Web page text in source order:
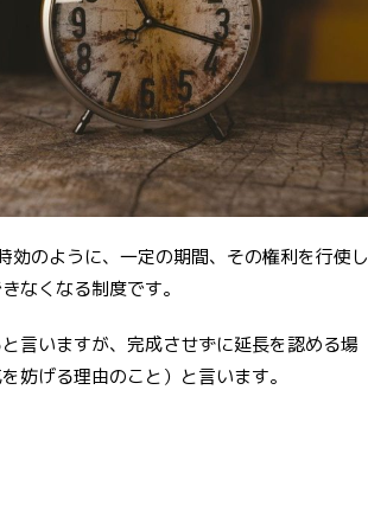
のように、一定の期間、その権利を行使し
なくなる制度です。
言いますが、完成させずに延長を認める場
妨げる理由のこと）と言います。